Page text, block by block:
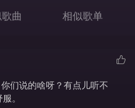
曲 相似歌单
你们说的啥呀？有点儿听不
。